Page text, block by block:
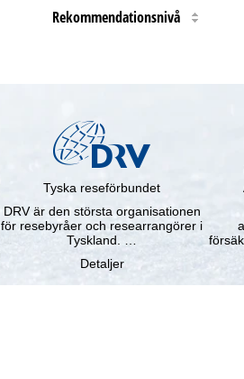
Rekommendationsnivå
Tyska reseförbundet
DRV är den största organisationen
för resebyråer och researrangörer i
Tyskland. …
Detaljer